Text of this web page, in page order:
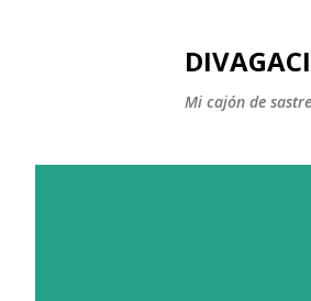
Mi cajón de